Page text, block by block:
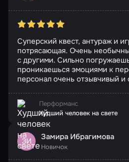
Суперский квест, антураж и
потрясающая. Очень
с другими. Сильно
проникаешься эмоциями к
персонал очень отзывчивый и
Перформанс
Худший человек на свете
ЗИ Замира Ибрагимова
Новичок